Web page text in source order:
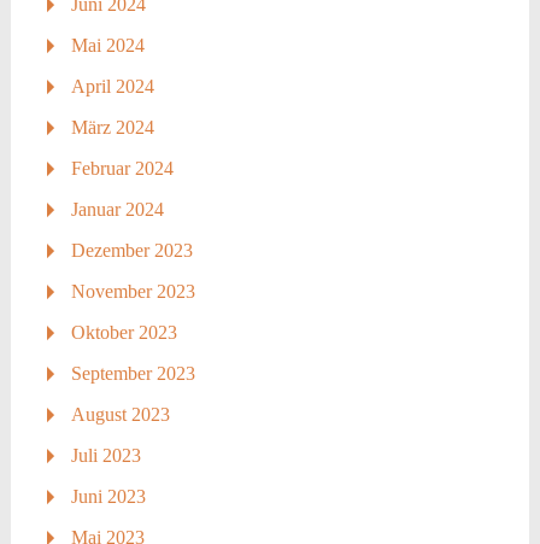
Juni 2024
Mai 2024
April 2024
März 2024
Februar 2024
Januar 2024
Dezember 2023
November 2023
Oktober 2023
September 2023
August 2023
Juli 2023
Juni 2023
Mai 2023